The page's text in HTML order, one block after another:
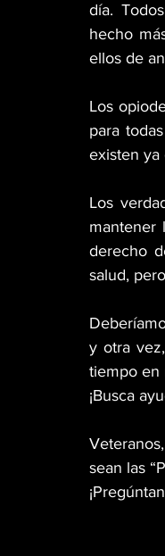
día.
hecho
ellos de
Los
para
existen ya
Los
mantener
derecho
salud,
y otra
tiempo en
¡Busca
sean las